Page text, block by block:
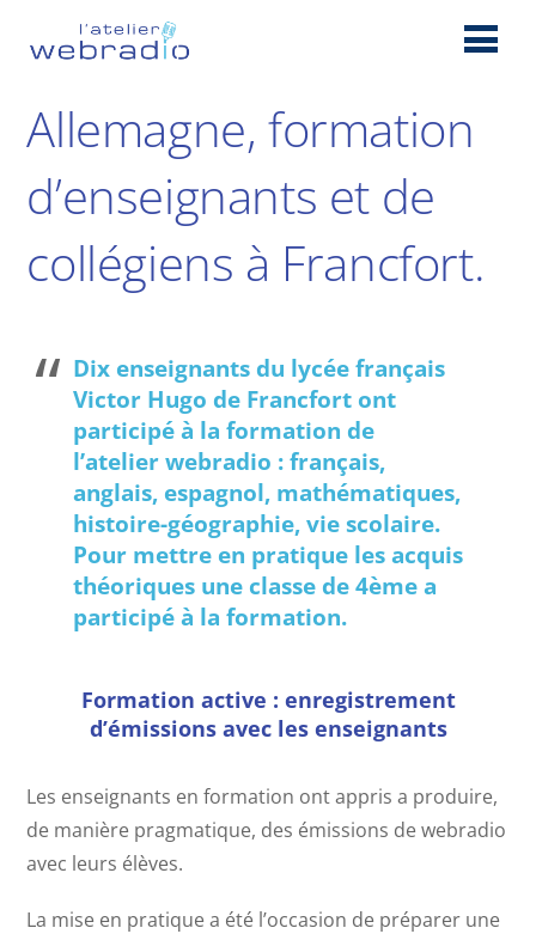
Allemagne, formation
d’enseignants et de
collégiens à Francfort.
Dix enseignants du lycée français
Victor Hugo de Francfort ont
participé à la formation de
l’atelier webradio : français,
anglais, espagnol, mathématiques,
histoire-géographie, vie scolaire.
Pour mettre en pratique les acquis
théoriques une classe de 4ème a
participé à la formation.
Formation active : enregistrement
d’émissions avec les enseignants
Les enseignants en formation ont appris a produire,
de manière pragmatique, des émissions de webradio
avec leurs élèves.
La mise en pratique a été l’occasion de préparer une